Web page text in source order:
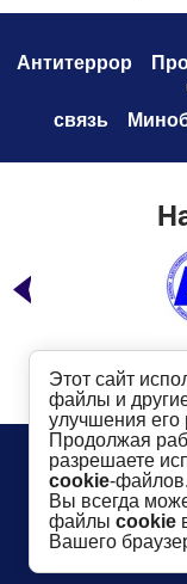
Антитеррор
связь
Телефон:8
Адрес: г.
Показать на
©2016- 2026
Использование
Этот сайт
файлы и
улучшения его
Продолжая
разрешаете
cookie-файлов.
Вы всегда
файлы cookie
Вашего